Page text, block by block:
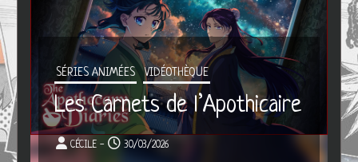
SÉRIES ANIMÉES VIDÉOTHÈQUE
Les Carnets de l’Apothicaire
CÉCILE - 30/03/2026